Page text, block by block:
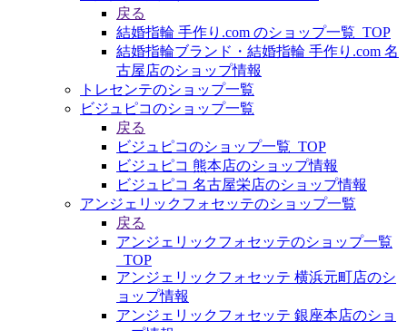
戻る
結婚指輪 手作り.com のショップ一覧_TOP
結婚指輪ブランド・結婚指輪 手作り.com 名
古屋店のショップ情報
トレセンテのショップ一覧
ビジュピコのショップ一覧
戻る
ビジュピコのショップ一覧_TOP
ビジュピコ 熊本店のショップ情報
ビジュピコ 名古屋栄店のショップ情報
アンジェリックフォセッテのショップ一覧
戻る
アンジェリックフォセッテのショップ一覧
_TOP
アンジェリックフォセッテ 横浜元町店のシ
ョップ情報
アンジェリックフォセッテ 銀座本店のショ